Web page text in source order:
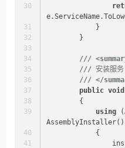
            }
        }
///
/// 安装服务
/// </
public void
        {
using
            {